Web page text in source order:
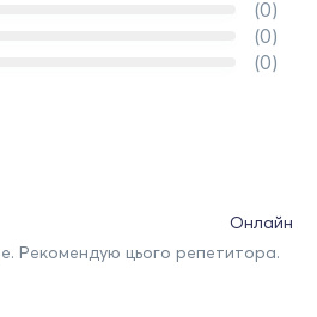
(0)
(0)
(0)
Онлайн
Рекомендую цього репетитора.